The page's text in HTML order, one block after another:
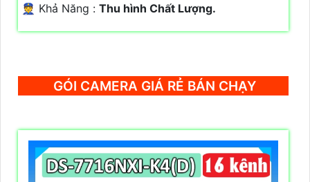
️👮 Khả Năng : Thu hình Chất Lượng.
GÓI CAMERA GIÁ RẺ BÁN CHẠY